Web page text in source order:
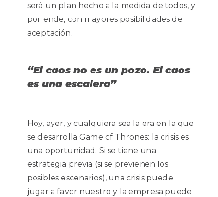
será un plan hecho a la medida de todos, y
por ende, con mayores posibilidades de
aceptación.
“El caos no es un pozo. El caos
es una escalera”
Hoy, ayer, y cualquiera sea la era en la que
se desarrolla Game of Thrones: la crisis es
una oportunidad. Si se tiene una
estrategia previa (si se previenen los
posibles escenarios), una crisis puede
jugar a favor nuestro y la empresa puede